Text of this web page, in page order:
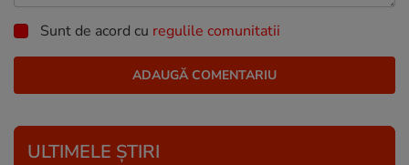
Sunt de acord cu regulile comunitatii
ULTIMELE ȘTIRI